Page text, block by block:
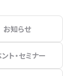
お知らせ
ト・セミナー